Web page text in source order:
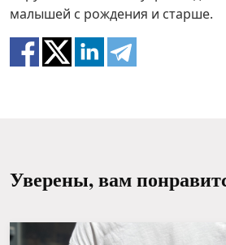
малышей с рождения и старше.
Уверены, вам